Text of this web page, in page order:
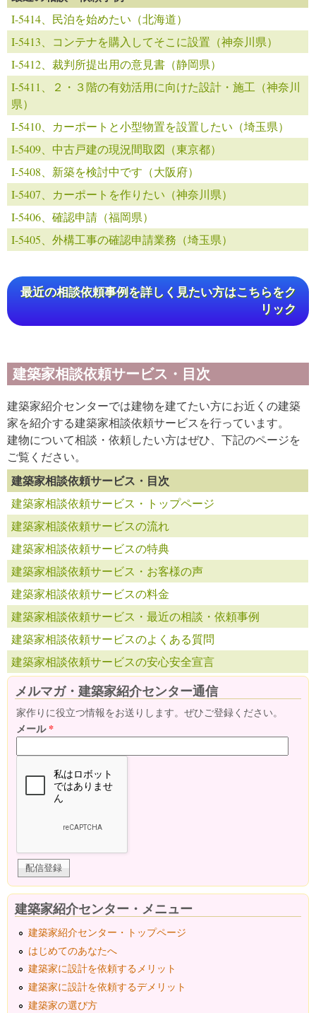
I-5414、民泊を始めたい（北海道）
I-5413、コンテナを購入してそこに設置（神奈川県）
I-5412、裁判所提出用の意見書（静岡県）
I-5411、２・３階の有効活用に向けた設計・施工（神奈川
県）
I-5410、カーポートと小型物置を設置したい（埼玉県）
I-5409、中古戸建の現況間取図（東京都）
I-5408、新築を検討中です（大阪府）
I-5407、カーポートを作りたい（神奈川県）
I-5406、確認申請（福岡県）
I-5405、外構工事の確認申請業務（埼玉県）
最近の相談依頼事例を詳しく見たい方はこちらをク
リック
建築家相談依頼サービス・目次
建築家紹介センターでは建物を建てたい方にお近くの建築
家を紹介する建築家相談依頼サービスを行っています。
建物について相談・依頼したい方はぜひ、下記のページを
ご覧ください。
建築家相談依頼サービス・目次
建築家相談依頼サービス・トップページ
建築家相談依頼サービスの流れ
建築家相談依頼サービスの特典
建築家相談依頼サービス・お客様の声
建築家相談依頼サービスの料金
建築家相談依頼サービス・最近の相談・依頼事例
建築家相談依頼サービスのよくある質問
建築家相談依頼サービスの安心安全宣言
メルマガ・建築家紹介センター通信
家作りに役立つ情報をお送りします。ぜひご登録ください。
メール*
建築家紹介センター・メニュー
建築家紹介センター・トップページ
はじめてのあなたへ
建築家に設計を依頼するメリット
建築家に設計を依頼するデメリット
建築家の選び方